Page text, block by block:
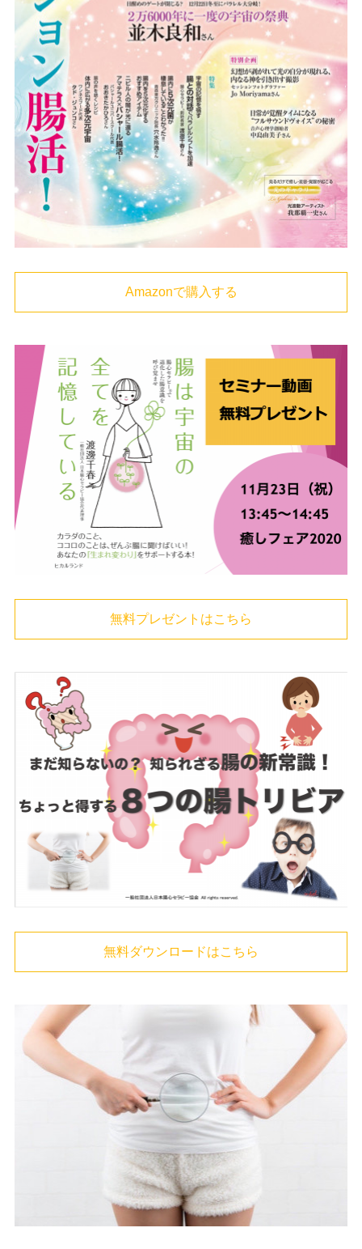
Amazonで購入する
無料プレゼントはこちら
無料ダウンロードはこちら